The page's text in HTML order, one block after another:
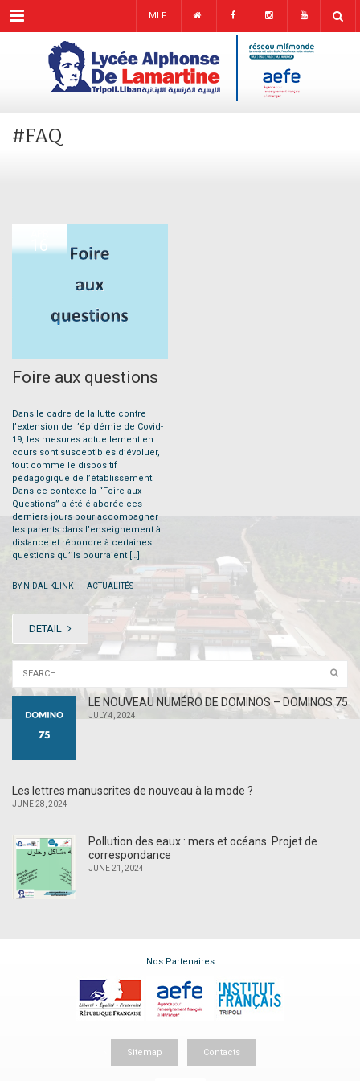
Menu MLF
#FAQ
16
Foire aux questions
Dans le cadre de la lutte contre
l’extension de l’épidémie de Covid-
19, les mesures actuellement en
cours sont susceptibles d’évoluer,
tout comme le dispositif
pédagogique de l’établissement.
Dans ce contexte la “Foire aux
Questions” a été élaborée ces
derniers jours pour accompagner
les parents dans l’enseignement à
distance et répondre à certaines
questions qu’ils pourraient […]
BY NIDAL KLINK ACTUALITÉS
DETAIL
LE NOUVEAU NUMÉRO DE DOMINOS – DOMINOS 75
JULY 4, 2024
Les lettres manuscrites de nouveau à la mode ?
JUNE 28, 2024
Pollution des eaux : mers et océans. Projet de
correspondance
JUNE 21, 2024
Nos Partenaires
Sitemap Contacts